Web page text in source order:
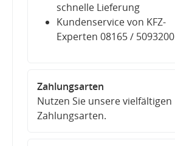
schnelle Lieferung
Kundenservice von KFZ-
Experten 08165 / 5093200
Zahlungsarten
Nutzen Sie unsere vielfältigen
Zahlungsarten.